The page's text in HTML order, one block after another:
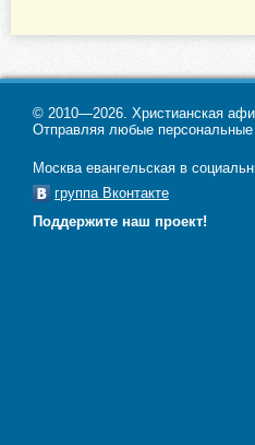
© 2010—2026. Христианская
Отправляя любые персональные
Москва евангельская в
группа Вконтакте
Поддержите наш проект!